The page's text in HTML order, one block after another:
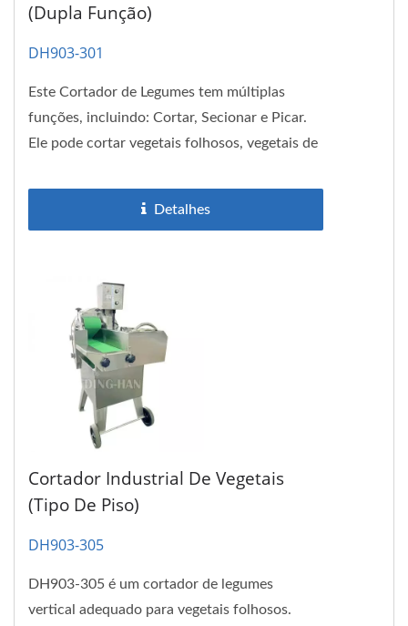
(dupla Função)
DH903-301
Este Cortador de Legumes tem múltiplas
funções, incluindo: Cortar, Secionar e Picar.
Ele pode cortar vegetais folhosos, vegetais de
Detalhes
Cortador Industrial De Vegetais
(Tipo De Piso)
DH903-305
DH903-305 é um cortador de legumes
vertical adequado para vegetais folhosos.